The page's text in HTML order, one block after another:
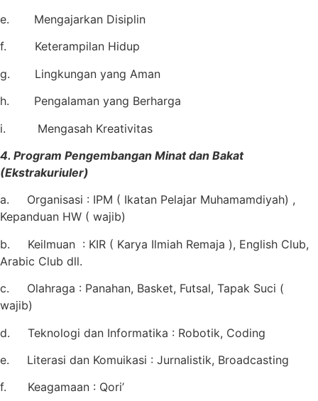
e. Mengajarkan Disiplin
f. Keterampilan Hidup
g. Lingkungan yang Aman
h. Pengalaman yang Berharga
i. Mengasah Kreativitas
4. Program Pengembangan Minat dan Bakat
(Ekstrakuriuler)
a. Organisasi : IPM ( Ikatan Pelajar Muhamamdiyah) ,
Kepanduan HW ( wajib)
b. Keilmuan : KIR ( Karya Ilmiah Remaja ), English Club,
Arabic Club dll.
c. Olahraga : Panahan, Basket, Futsal, Tapak Suci (
wajib)
d. Teknologi dan Informatika : Robotik, Coding
e. Literasi dan Komuikasi : Jurnalistik, Broadcasting
f. Keagamaan : Qori’